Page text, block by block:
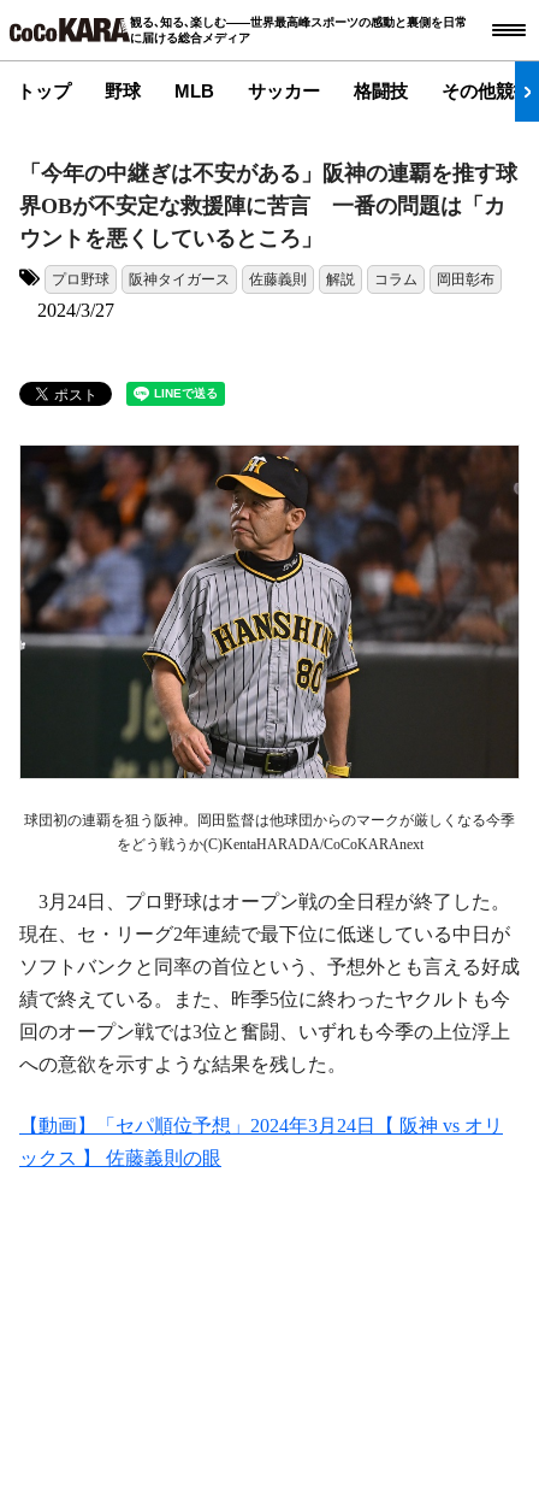
観る､知る､楽しむ――世界最高峰スポーツの感動と裏側を日常
に届ける総合メディア
トップ 野球 MLB サッカー 格闘技 その他競技
「今年の中継ぎは不安がある」阪神の連覇を推す球
界OBが不安定な救援陣に苦言 一番の問題は「カ
ウントを悪くしているところ」
プロ野球 阪神タイガース 佐藤義則 解説 コラム 岡田彰布
2024/3/27
球団初の連覇を狙う阪神。岡田監督は他球団からのマークが厳しくなる今季
をどう戦うか(C)KentaHARADA/CoCoKARAnext
3月24日、プロ野球はオープン戦の全日程が終了した。
現在、セ・リーグ2年連続で最下位に低迷している中日が
ソフトバンクと同率の首位という、予想外とも言える好成
績で終えている。また、昨季5位に終わったヤクルトも今
回のオープン戦では3位と奮闘、いずれも今季の上位浮上
への意欲を示すような結果を残した。
【動画】「セパ順位予想」2024年3月24日【 阪神 vs オリ
ックス 】 佐藤義則の眼